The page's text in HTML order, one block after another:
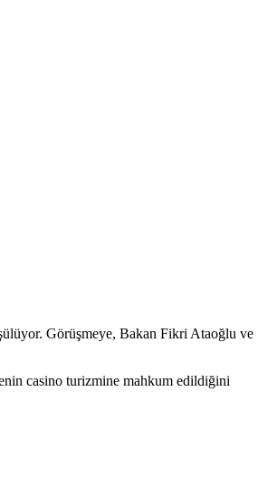
Görüşmeye, Bakan Fikri Ataoğlu ve
casino turizmine mahkum edildiğini